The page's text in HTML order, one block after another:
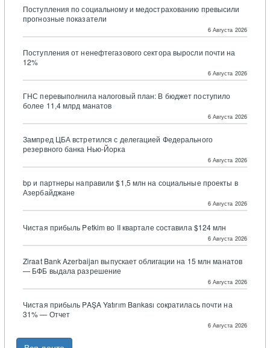
Поступления по социальному и медострахованию превысили
прогнозные показатели
6 Августа 2026
Поступления от ненефтегазового сектора выросли почти на
12%
6 Августа 2026
ГНС перевыполнила налоговый план: В бюджет поступило
более 11,4 млрд манатов
6 Августа 2026
Зампред ЦБА встретился с делегацией Федерального
резервного банка Нью-Йорка
6 Августа 2026
bp и партнеры направили $1,5 млн на социальные проекты в
Азербайджане
6 Августа 2026
Чистая прибыль Petkim во II квартале составила $124 млн
6 Августа 2026
Ziraat Bank Azerbaijan выпускает облигации на 15 млн манатов
— БФБ выдала разрешение
6 Августа 2026
Чистая прибыль PAŞA Yatırım Bankası сократилась почти на
31% — Отчет
6 Августа 2026